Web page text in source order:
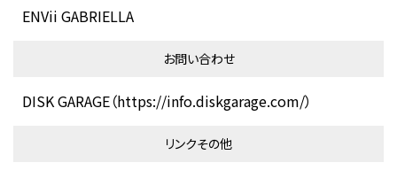
ENVii GABRIELLA
お問い合わせ
DISK GARAGE（https://info.diskgarage.com/）
リンクその他